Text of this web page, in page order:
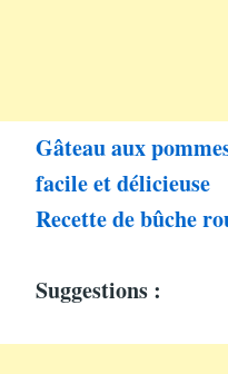
Gâteau aux
facile et délicieuse
Recette de bûche
Suggestions :